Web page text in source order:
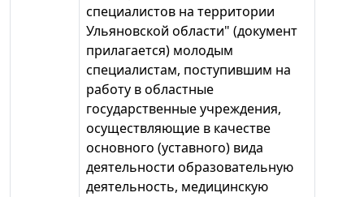
специалистов на территории
Ульяновской области" (документ
прилагается) молодым
специалистам, поступившим на
работу в областные
государственные учреждения,
осуществляющие в качестве
основного (уставного) вида
деятельности образовательную
деятельность, медицинскую